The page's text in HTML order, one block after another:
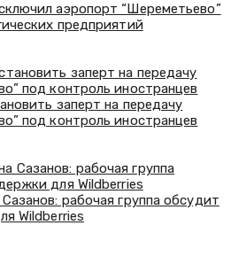
аэропорт “Шереметьево”
предприятий
заперт на передачу
под контроль иностранцев
рабочая группа обсудит
Wildberries